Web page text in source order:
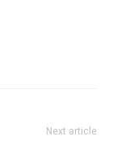
Next article